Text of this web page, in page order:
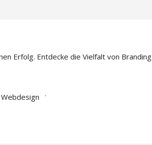
Erfolg. Entdecke die Vielfalt von Branding
Webdesign